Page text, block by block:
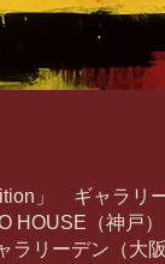
」 ギャラリ
（神戸）
ーデン（大